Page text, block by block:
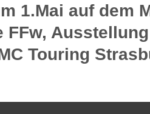
1.Mai auf dem
FFw,
Touring